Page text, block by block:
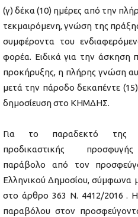
(γ) δέκα (10) ημέρες από την
τεκμαιρόμενη, γνώση της
συμφέροντα του
φορέα. Ειδικά για την άσκηση
προκήρυξης, η πλήρης γνώση
μετά την πάροδο δεκαπέντε
δημοσίευση στο ΚΗΜΔΗΣ.
Για το παραδεκτό της
προδικαστικής
παράβολο από τον
Ελληνικού Δημοσίου, σύμφωνα
στο άρθρο 363 Ν. 4412/2016 .
παραβόλου στον